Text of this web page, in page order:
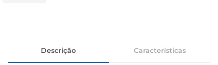
Descrição Características